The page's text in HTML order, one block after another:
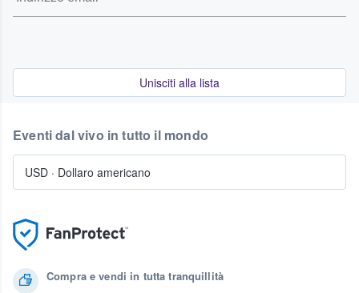
Unisciti alla lista
Compra e vendi in tutta tranquillità
Eventi dal vivo in tutto il mondo
USD · Dollaro americano